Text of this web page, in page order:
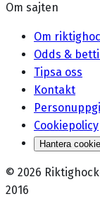
Om sajten
Om
Odds &
Tipsa oss
Kontakt
Cookiepolicy
Hantera
© 2026
2016